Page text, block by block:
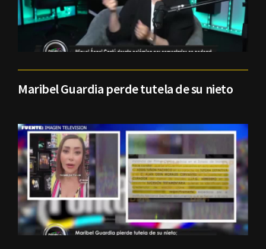
Maribel Guardia perde tutela de su nieto